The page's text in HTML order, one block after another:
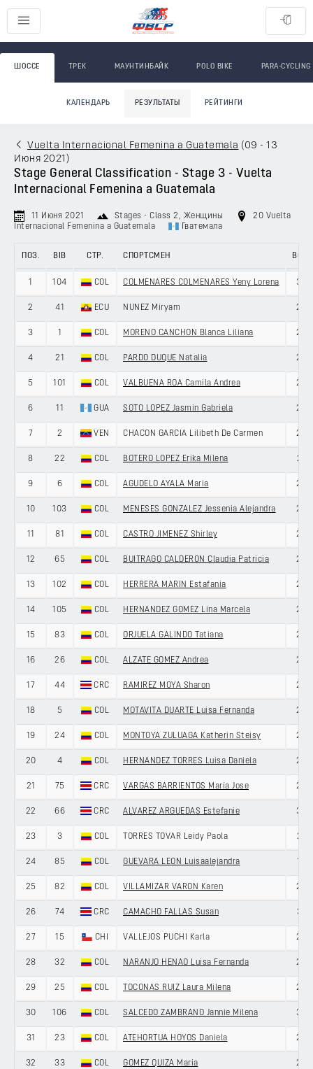
ШОССЕ ТРЕК МАУНТИНБАЙК POLO BIKE PARA-CYCLING
КАЛЕНДАРЬ РЕЗУЛЬТАТЫ РЕЙТИНГИ
Vuelta Internacional Femenina a Guatemala ( 09 - 13
Июня 2021 )
Stage General Classification - Stage 3 - Vuelta
Internacional Femenina a Guatemala
11 Июня 2021 Stages - Class 2 , Женщины
20 Vuelta
Internacional Femenina a Guatemala
Гватемала
ПОЗ. BIB СТР. СПОРТСМЕН ВОЗ.
1 104 COL COLMENARES COLMENARES Yeny Lorena 30
2 41 ECU NUNEZ Miryam 27
3 1 COL MORENO CANCHON Blanca Liliana 29
4 21 COL PARDO DUQUE Natalia 28
5 101 COL VALBUENA ROA Camila Andrea 24
6 11 GUA SOTO LOPEZ Jasmin Gabriela 28
7 2 VEN CHACON GARCIA Lilibeth De Carmen 29
8 22 COL BOTERO LOPEZ Erika Milena 21
9 6 COL AGUDELO AYALA Maria 20
10 103 COL MENESES GONZALEZ Jessenia Alejandra 26
11 81 COL CASTRO JIMENEZ Shirley 26
12 65 COL BUITRAGO CALDERON Claudia Patricia 27
13 102 COL HERRERA MARIN Estafania 27
14 105 COL HERNANDEZ GOMEZ Lina Marcela 22
15 83 COL ORJUELA GALINDO Tatiana 20
16 26 COL ALZATE GOMEZ Andrea 25
17 44 CRC RAMIREZ MOYA Sharon 22
18 5 COL MOTAVITA DUARTE Luisa Fernanda 25
19 24 COL MONTOYA ZULUAGA Katherin Steisy 27
20 4 COL HERNANDEZ TORRES Luisa Daniela 24
21 75 CRC VARGAS BARRIENTOS Maria Jose 25
22 66 CRC ALVAREZ ARGUEDAS Estefanie 33
23 3 COL TORRES TOVAR Leidy Paola 21
24 85 COL GUEVARA LEON Luisaalejandra 19
25 82 COL VILLAMIZAR VARON Karen 23
26 74 CRC CAMACHO FALLAS Susan 31
27 15 CHI VALLEJOS PUCHI Karla 28
28 32 COL NARANJO HENAO Luisa Fernanda 27
29 25 COL TOCONAS RUIZ Laura Milena 20
30 106 COL SALCEDO ZAMBRANO Jannie Milena 33
31 23 COL ATEHORTUA HOYOS Daniela 22
32 33 COL GOMEZ QUIZA Maria 26